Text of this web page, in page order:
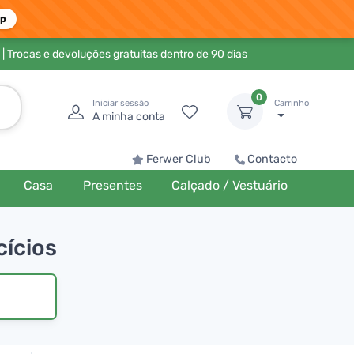
| Trocas e devoluções gratuitas dentro de 90 dias
Iniciar sessão
A minha conta
0
Carrinho
Ferwer Club Contacto
Casa Presentes Calçado / Vestuário